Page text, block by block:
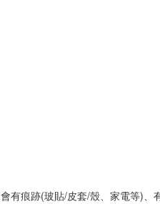
有痕跡(玻貼/皮套/殼、家電等)、